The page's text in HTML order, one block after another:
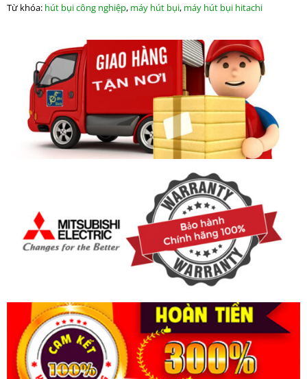
Từ khóa: hút bụi công nghiệp, máy hút bụi, máy hút bụi hitachi